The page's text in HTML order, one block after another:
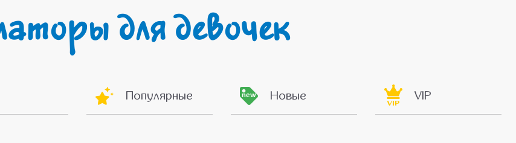
для девочек
Популярные new Новые
VIP
VIP